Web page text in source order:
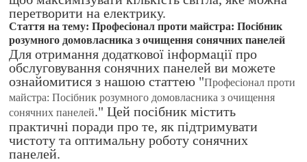
перетворити на електрику.
Стаття на тему: Професіонал проти майстра: Посібник
розумного домовласника з очищення сонячних панелей
Для отримання додаткової інформації про
обслуговування сонячних панелей ви можете
ознайомитися з нашою статтею "Професіонал проти
майстра: Посібник розумного домовласника з очищення
сонячних панелей." Цей посібник містить
практичні поради про те, як підтримувати
чистоту та оптимальну роботу сонячних
панелей.